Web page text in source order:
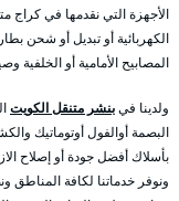
الأجهزة التي نقدمها في كراج
الكهربائية أو تبديل أو شحن
المصابيح الأمامية أو الخلفية
ولدينا فيبنشر متنقل الكويت
البصمة أوالفول أوتوماتيك
بأسلاك أفضل جودة أو إصلاح
ونوفر خدماتنا لكافة المناطق